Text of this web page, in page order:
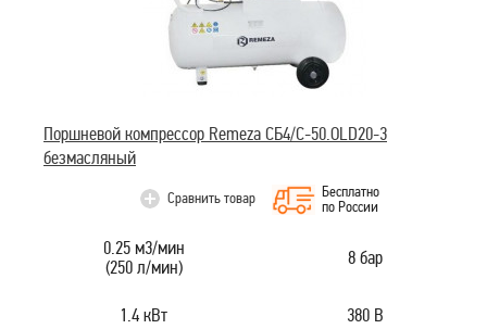
Поршневой компрессор Remeza СБ4/C-50.OLD20-3
безмасляный
Сравнить товар
Бесплатно
по России
0.25 м3/мин
(250 л/мин)
8 бар
1.4 кВт 380 В